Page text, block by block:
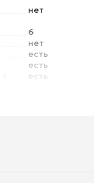
нет
6
нет
есть
есть
есть